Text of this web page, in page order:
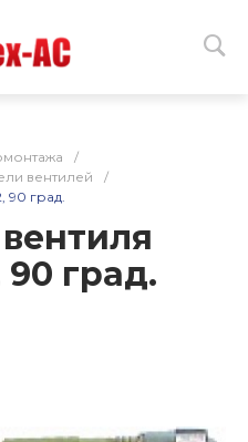
/
вентилей
/
90 град.
90 град.